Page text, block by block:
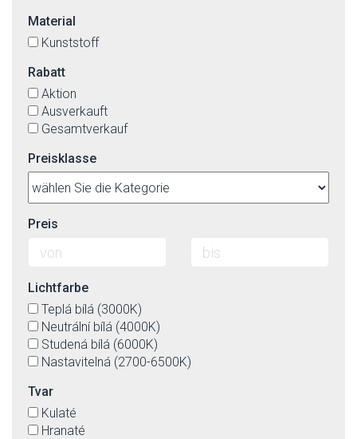
Material
Kunststoff
Rabatt
Aktion
Ausverkauft
Gesamtverkauf
Preisklasse
Preis
Lichtfarbe
Teplá bílá (3000K)
Neutrální bílá (4000K)
Studená bílá (6000K)
Nastavitelná (2700-6500K)
Tvar
Kulaté
Hranaté